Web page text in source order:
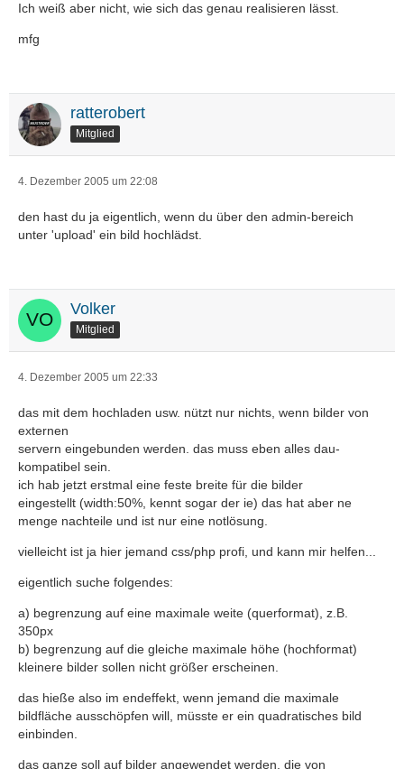
Ich weiß aber nicht, wie sich das genau realisieren lässt.
mfg
ratterobert
Mitglied
4. Dezember 2005 um 22:08
den hast du ja eigentlich, wenn du über den admin-bereich
unter 'upload' ein bild hochlädst.
Volker
Mitglied
4. Dezember 2005 um 22:33
das mit dem hochladen usw. nützt nur nichts, wenn bilder von
externen
servern eingebunden werden. das muss eben alles dau-
kompatibel sein.
ich hab jetzt erstmal eine feste breite für die bilder
eingestellt (width:50%, kennt sogar der ie) das hat aber ne
menge nachteile und ist nur eine notlösung.
vielleicht ist ja hier jemand css/php profi, und kann mir helfen...
eigentlich suche folgendes:
a) begrenzung auf eine maximale weite (querformat), z.B.
350px
b) begrenzung auf die gleiche maximale höhe (hochformat)
kleinere bilder sollen nicht größer erscheinen.
das hieße also im endeffekt, wenn jemand die maximale
bildfläche ausschöpfen will, müsste er ein quadratisches bild
einbinden.
das ganze soll auf bilder angewendet werden, die von